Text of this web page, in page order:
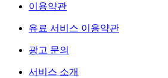
이용약관
유료 서비스 이용약관
광고 문의
서비스 소개